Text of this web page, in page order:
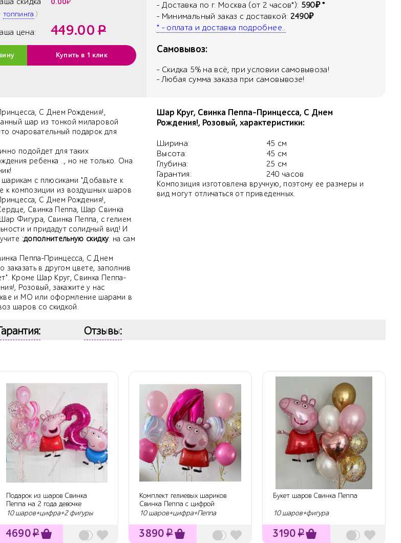
0.00₽
топпинга )
цена: 449.00 Р
Купить в 1 клик
- Доставка по г. Москва (от 2 часов*): 590₽ *
- Минимальный заказ с доставкой: 2490₽
* - оплата и доставка подробнее..
Самовывоз:
- Скидка 5% на всё, при условии самовывоза!
- Любая сумма заказа при самовывозе!
С Днем Рождения!,
шар из тонкой миларовой
очаровательный подарок для
подойдет для таких
ребенка .., но не только. Она
с плюсиками "Добавьте к
к композиции из воздушных шаров
С Днем Рождения!,
Свинка Пеппа, Шар Свинка
Фигура, Свинка Пеппа, с гелием.
и придадут солидный вид! И
:дополнительную скидку: на сам
Пеппа-Принцесса, С Днем
в другом цвете, заполнив
Кроме Шар Круг, Свинка Пеппа-
Розовый, закажите у нас
и МО или оформление шарами в
шаров со скидкой.
Шар Круг, Свинка Пеппа-Принцесса, С Днем
Рождения!, Розовый, характеристики:
Ширина:
Высота:
Глубина:
Гарантия:
45 см
45 см
25 см
240 часов
Композиция изготовлена вручную, поэтому ее размеры и
вид могут отличаться от приведенных.
Отзывы:
Подарок из шаров Свинка
Пеппа на 2 года девочке
10 шаров+цифра+2 фигуры
4690₽
Комплект гелиевых шариков
Свинка Пеппа с цифрой
10 шаров+цифра+Пеппа
3890₽
Букет шаров Свинка Пеппа
10 шаров+фигура
3190₽